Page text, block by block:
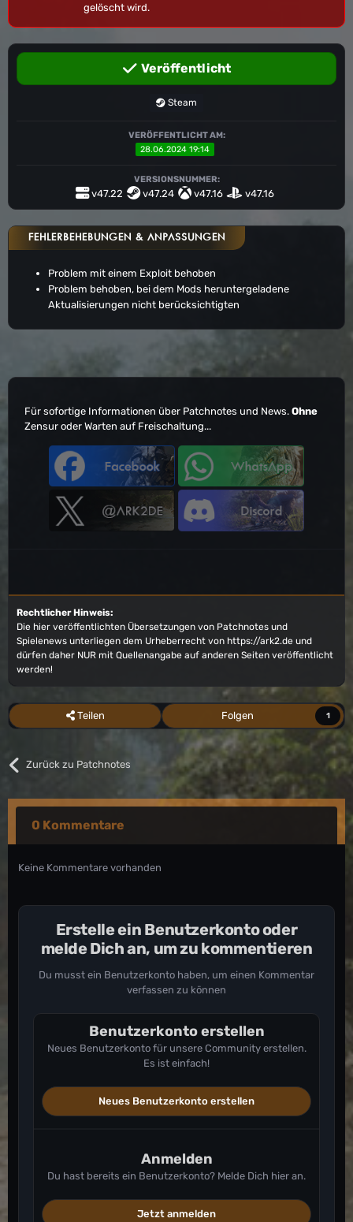
gelöscht wird.
Veröffentlicht
Steam
VERÖFFENTLICHT AM:
28.06.2024 19:14
VERSIONSNUMMER:
v47.22 v47.24 v47.16 v47.16
FEHLERBEHEBUNGEN & ANPASSUNGEN
Problem mit einem Exploit behoben
Problem behoben, bei dem Mods heruntergeladene
Aktualisierungen nicht berücksichtigten
Für sofortige Informationen über Patchnotes und News. Ohne
Zensur oder Warten auf Freischaltung...
Rechtlicher Hinweis:
Die hier veröffentlichten Übersetzungen von Patchnotes und
Spielenews unterliegen dem Urheberrecht von https://ark2.de und
dürfen daher NUR mit Quellenangabe auf anderen Seiten veröffentlicht
werden!
Teilen Folgen 1
Zurück zu Patchnotes
0 Kommentare
Keine Kommentare vorhanden
Erstelle ein Benutzerkonto oder
melde Dich an, um zu kommentieren
Du musst ein Benutzerkonto haben, um einen Kommentar
verfassen zu können
Benutzerkonto erstellen
Neues Benutzerkonto für unsere Community erstellen.
Es ist einfach!
Neues Benutzerkonto erstellen
Anmelden
Du hast bereits ein Benutzerkonto? Melde Dich hier an.
Jetzt anmelden